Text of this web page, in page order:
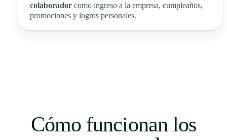
colaborador como ingreso a la empresa, cumpleaños,
promociones y logros personales.
Cómo funcionan los